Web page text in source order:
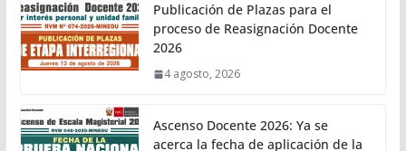
Publicación de Plazas para el
proceso de Reasignación Docente
2026
4 agosto, 2026
Ascenso Docente 2026: Ya se
acerca la fecha de aplicación de la